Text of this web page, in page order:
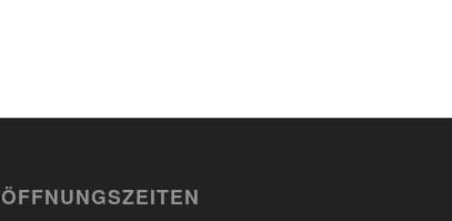
ÖFFNUNGSZEITEN